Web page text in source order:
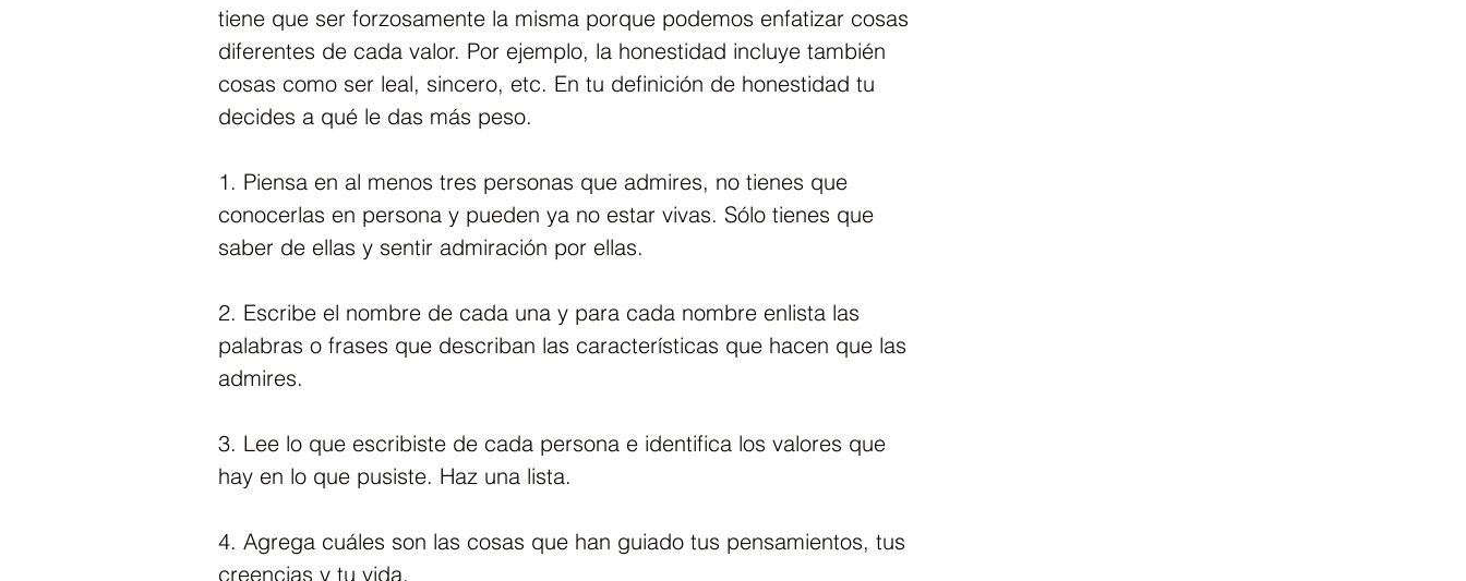
tiene que ser forzosamente la misma porque podemos enfatizar cosas
diferentes de cada valor. Por ejemplo, la honestidad incluye también
cosas como ser leal, sincero, etc. En tu definición de honestidad tu
decides a qué le das más peso.
1. Piensa en al menos tres personas que admires, no tienes que
conocerlas en persona y pueden ya no estar vivas. Sólo tienes que
saber de ellas y sentir admiración por ellas.
2. Escribe el nombre de cada una y para cada nombre enlista las
palabras o frases que describan las características que hacen que las
admires.
3. Lee lo que escribiste de cada persona e identifica los valores que
hay en lo que pusiste. Haz una lista.
4. Agrega cuáles son las cosas que han guiado tus pensamientos, tus
creencias y tu vida.